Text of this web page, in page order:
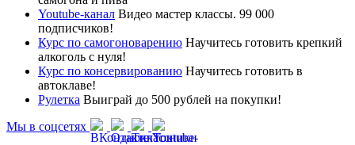
Youtube-канал Видео мастер классы. 99 000
подписчиков!
Курс по самогоноварению Научитесь готовить крепкий
алкоголь с нуля!
Курс по консервированию Научитесь готовить в
автоклаве!
Рулетка Выиграй до 500 рублей на покупки!
Мы в соцсетях